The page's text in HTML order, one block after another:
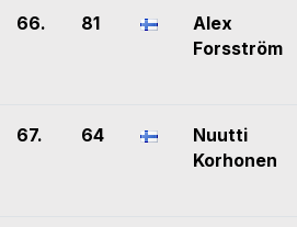
66. 81
Alex
Forsström
67. 64
Nuutti
Korhonen